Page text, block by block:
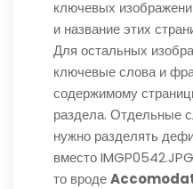
ключевых
и название этих
Для остальных
ключевые слова и
содержимому
раздела. Отдельные
нужно разделять
вместо
то вроде